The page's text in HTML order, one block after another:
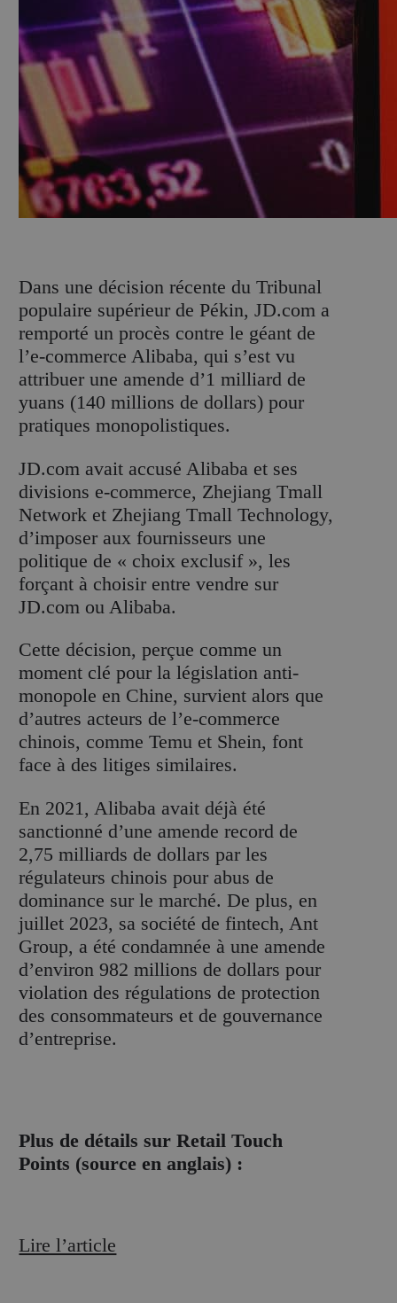
Dans une décision récente du Tribunal
populaire supérieur de Pékin, JD.com a
remporté un procès contre le géant de
l’e-commerce Alibaba, qui s’est vu
attribuer une amende d’1 milliard de
yuans (140 millions de dollars) pour
pratiques monopolistiques.
JD.com avait accusé Alibaba et ses
divisions e-commerce, Zhejiang Tmall
Network et Zhejiang Tmall Technology,
d’imposer aux fournisseurs une
politique de « choix exclusif », les
forçant à choisir entre vendre sur
JD.com ou Alibaba.
Cette décision, perçue comme un
moment clé pour la législation anti-
monopole en Chine, survient alors que
d’autres acteurs de l’e-commerce
chinois, comme Temu et Shein, font
face à des litiges similaires.
En 2021, Alibaba avait déjà été
sanctionné d’une amende record de
2,75 milliards de dollars par les
régulateurs chinois pour abus de
dominance sur le marché. De plus, en
juillet 2023, sa société de fintech, Ant
Group, a été condamnée à une amende
d’environ 982 millions de dollars pour
violation des régulations de protection
des consommateurs et de gouvernance
d’entreprise.
Plus de détails sur Retail Touch
Points (source en anglais) :
Lire l’article